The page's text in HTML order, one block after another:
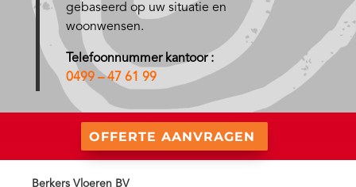
gebaseerd op uw situatie en
woonwensen.
Telefoonnummer kantoor :
0499 – 47 61 99
OFFERTE AANVRAGEN
Berkers Vloeren BV